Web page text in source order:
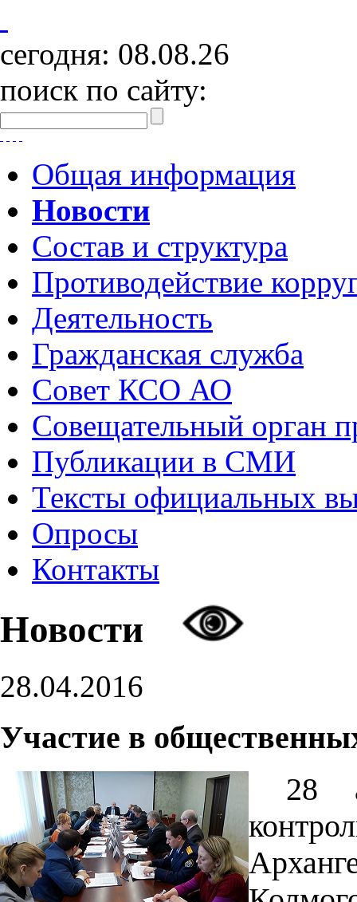
сегодня: 08.08.26
поиск по сайту:
Общая информация
Новости
Состав и структура
Противодействие
Деятельность
Гражданская служба
Совет КСО АО
Совещательный орган
Публикации в СМИ
Тексты официальных
Опросы
Контакты
Новости
28.04.2016
Участие в
28